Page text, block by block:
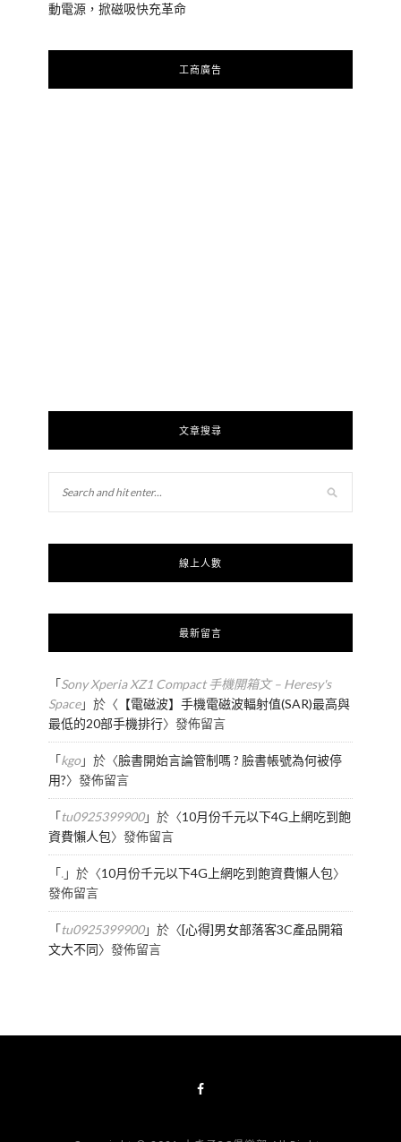
動電源，掀磁吸快充革命
工商廣告
文章搜尋
線上人數
最新留言
「Sony Xperia XZ1 Compact 手機開箱文 – Heresy's
Space」於〈 【電磁波】手機電磁波輻射值(SAR)最高與
最低的20部手機排行〉發佈留言
「kgo」於〈臉書開始言論管制嗎 ? 臉書帳號為何被停
用?〉發佈留言
「tu0925399900」於〈10月份千元以下4G上網吃到飽
資費懶人包〉發佈留言
「.」於〈10月份千元以下4G上網吃到飽資費懶人包〉
發佈留言
「tu0925399900」於〈[心得]男女部落客3C產品開箱
文大不同〉發佈留言